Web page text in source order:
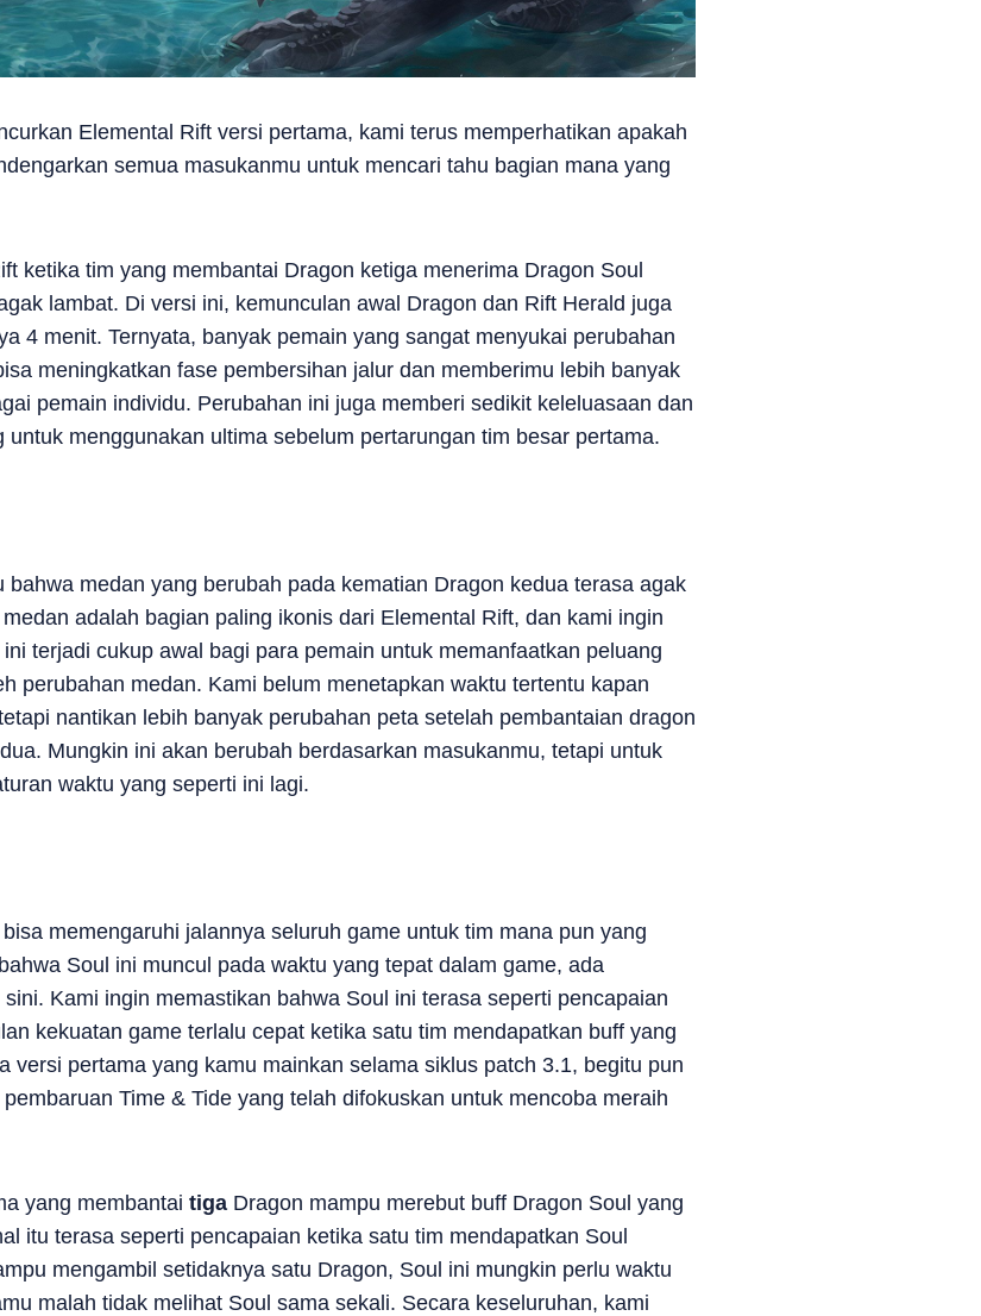
Elemental Rift versi pertama, kami terus memperhatikan apakah
semua masukanmu untuk mencari tahu bagian mana yang
ketika tim yang membantai Dragon ketiga menerima Dragon Soul
lambat. Di versi ini, kemunculan awal Dragon dan Rift Herald juga
4 menit. Ternyata, banyak pemain yang sangat menyukai perubahan
meningkatkan fase pembersihan jalur dan memberimu lebih banyak
pemain individu. Perubahan ini juga memberi sedikit keleluasaan dan
menggunakan ultima sebelum pertarungan tim besar pertama.
medan yang berubah pada kematian Dragon kedua terasa agak
adalah bagian paling ikonis dari Elemental Rift, dan kami ingin
terjadi cukup awal bagi para pemain untuk memanfaatkan peluang
perubahan medan. Kami belum menetapkan waktu tertentu kapan
nantikan lebih banyak perubahan peta setelah pembantaian dragon
Mungkin ini akan berubah berdasarkan masukanmu, tetapi untuk
waktu yang seperti ini lagi.
memengaruhi jalannya seluruh game untuk tim mana pun yang
Soul ini muncul pada waktu yang tepat dalam game, ada
Kami ingin memastikan bahwa Soul ini terasa seperti pencapaian
kekuatan game terlalu cepat ketika satu tim mendapatkan buff yang
versi pertama yang kamu mainkan selama siklus patch 3.1, begitu pun
Time & Tide yang telah difokuskan untuk mencoba meraih
yang membantai tiga Dragon mampu merebut buff Dragon Soul yang
itu terasa seperti pencapaian ketika satu tim mendapatkan Soul
mengambil setidaknya satu Dragon, Soul ini mungkin perlu waktu
malah tidak melihat Soul sama sekali. Secara keseluruhan, kami